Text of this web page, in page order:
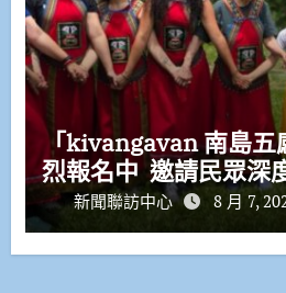
「kivangavan 南島五
烈報名中 邀請民眾深
新聞聯訪中心 8 月 7,